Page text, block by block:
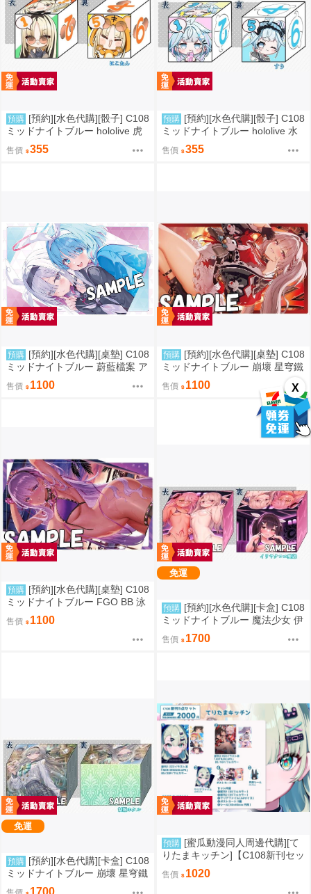
X
預購 [預約][水色代購][骰子] C108
ミッドナイトブルー hololive 虎
金妃笑虎
售價 355
預購 [預約][水色代購][骰子] C108
ミッドナイトブルー hololive 水
售價 355
預購 [預約][水色代購][桌墊] C108
ミッドナイトブルー 蔚藍檔案 ア
ロナ＆プラナ
售價 1100
預購 [預約][水色代購][桌墊] C108
ミッドナイトブルー 崩壞 星穹鐵
道 火花
售價 1100
預購 [預約][水色代購][桌墊] C108
ミッドナイトブルー FGO BB 泳
售價 1100
免運
預購 [預約][水色代購][卡盒] C108
ミッドナイトブルー 魔法少女 伊
莉雅&美遊&克洛伊
售價 1700
免運
預購 [預約][水色代購][卡盒] C108
ミッドナイトブルー 崩壞 星穹鐵
道 流螢1700
預購 [蜜瓜動漫同人周邊代購][て
りたまキッチン]【C108新刊セッ
ト】NEW ERIDUSCAPEセット
(絕區零)(同人誌)
售價 1020